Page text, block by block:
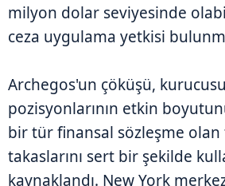
milyon dolar seviyesinde
ceza uygulama yetkisi
Archegos'un çöküşü,
pozisyonlarının etkin
bir tür finansal sözleşme
takaslarını sert bir şekilde
kaynaklandı. New York